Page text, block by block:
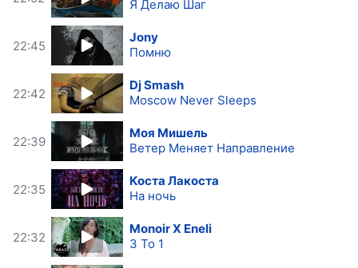
Я Делаю Шаг
22:45
Jony
Помню
22:42
Dj Smash
Moscow Never Sleeps
22:39
Моя Мишель
Ветер Меняет Направление
22:35
Коста Лакоста
На ночь
22:32
Monoir X Eneli
3 To 1